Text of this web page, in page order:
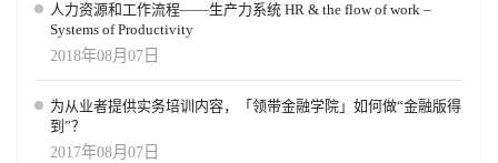
人力资源和工作流程——生产力系统 HR & the flow of work –
Systems of Productivity
2018年08月07日
为从业者提供实务培训内容，「领带金融学院」如何做“金融版得
到”？
2017年08月07日